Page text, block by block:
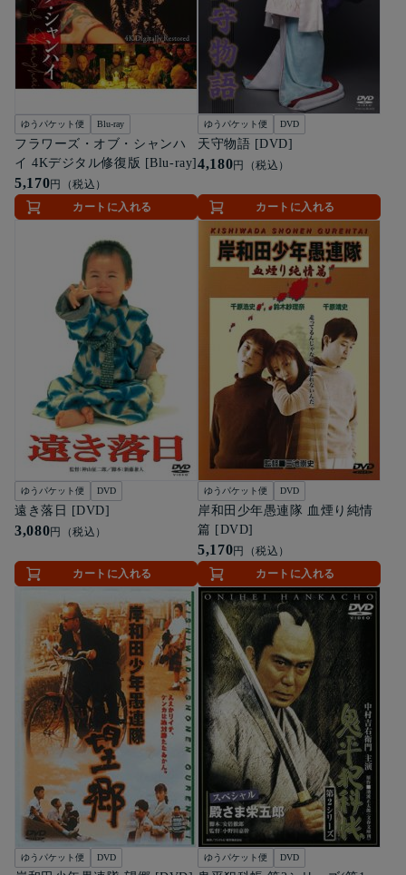
ゆうパケット便 Blu-ray
フラワーズ・オブ・シャンハ
イ 4Kデジタル修復版 [Blu-ray]
5,170円（税込）
カートに入れる
ゆうパケット便 DVD
天守物語 [DVD]
4,180円（税込）
カートに入れる
ゆうパケット便 DVD
遠き落日 [DVD]
3,080円（税込）
カートに入れる
ゆうパケット便 DVD
岸和田少年愚連隊 血煙り純情
篇 [DVD]
5,170円（税込）
カートに入れる
ゆうパケット便 DVD ゆうパケット便 DVD